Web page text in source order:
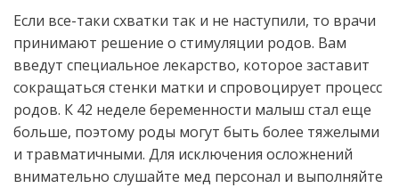
Если все-таки схватки так и не наступили, то врачи
принимают решение о стимуляции родов. Вам
введут специальное лекарство, которое заставит
сокращаться стенки матки и спровоцирует процесс
родов. К 42 неделе беременности малыш стал еще
больше, поэтому роды могут быть более тяжелыми
и травматичными. Для исключения осложнений
внимательно слушайте мед персонал и выполняйте